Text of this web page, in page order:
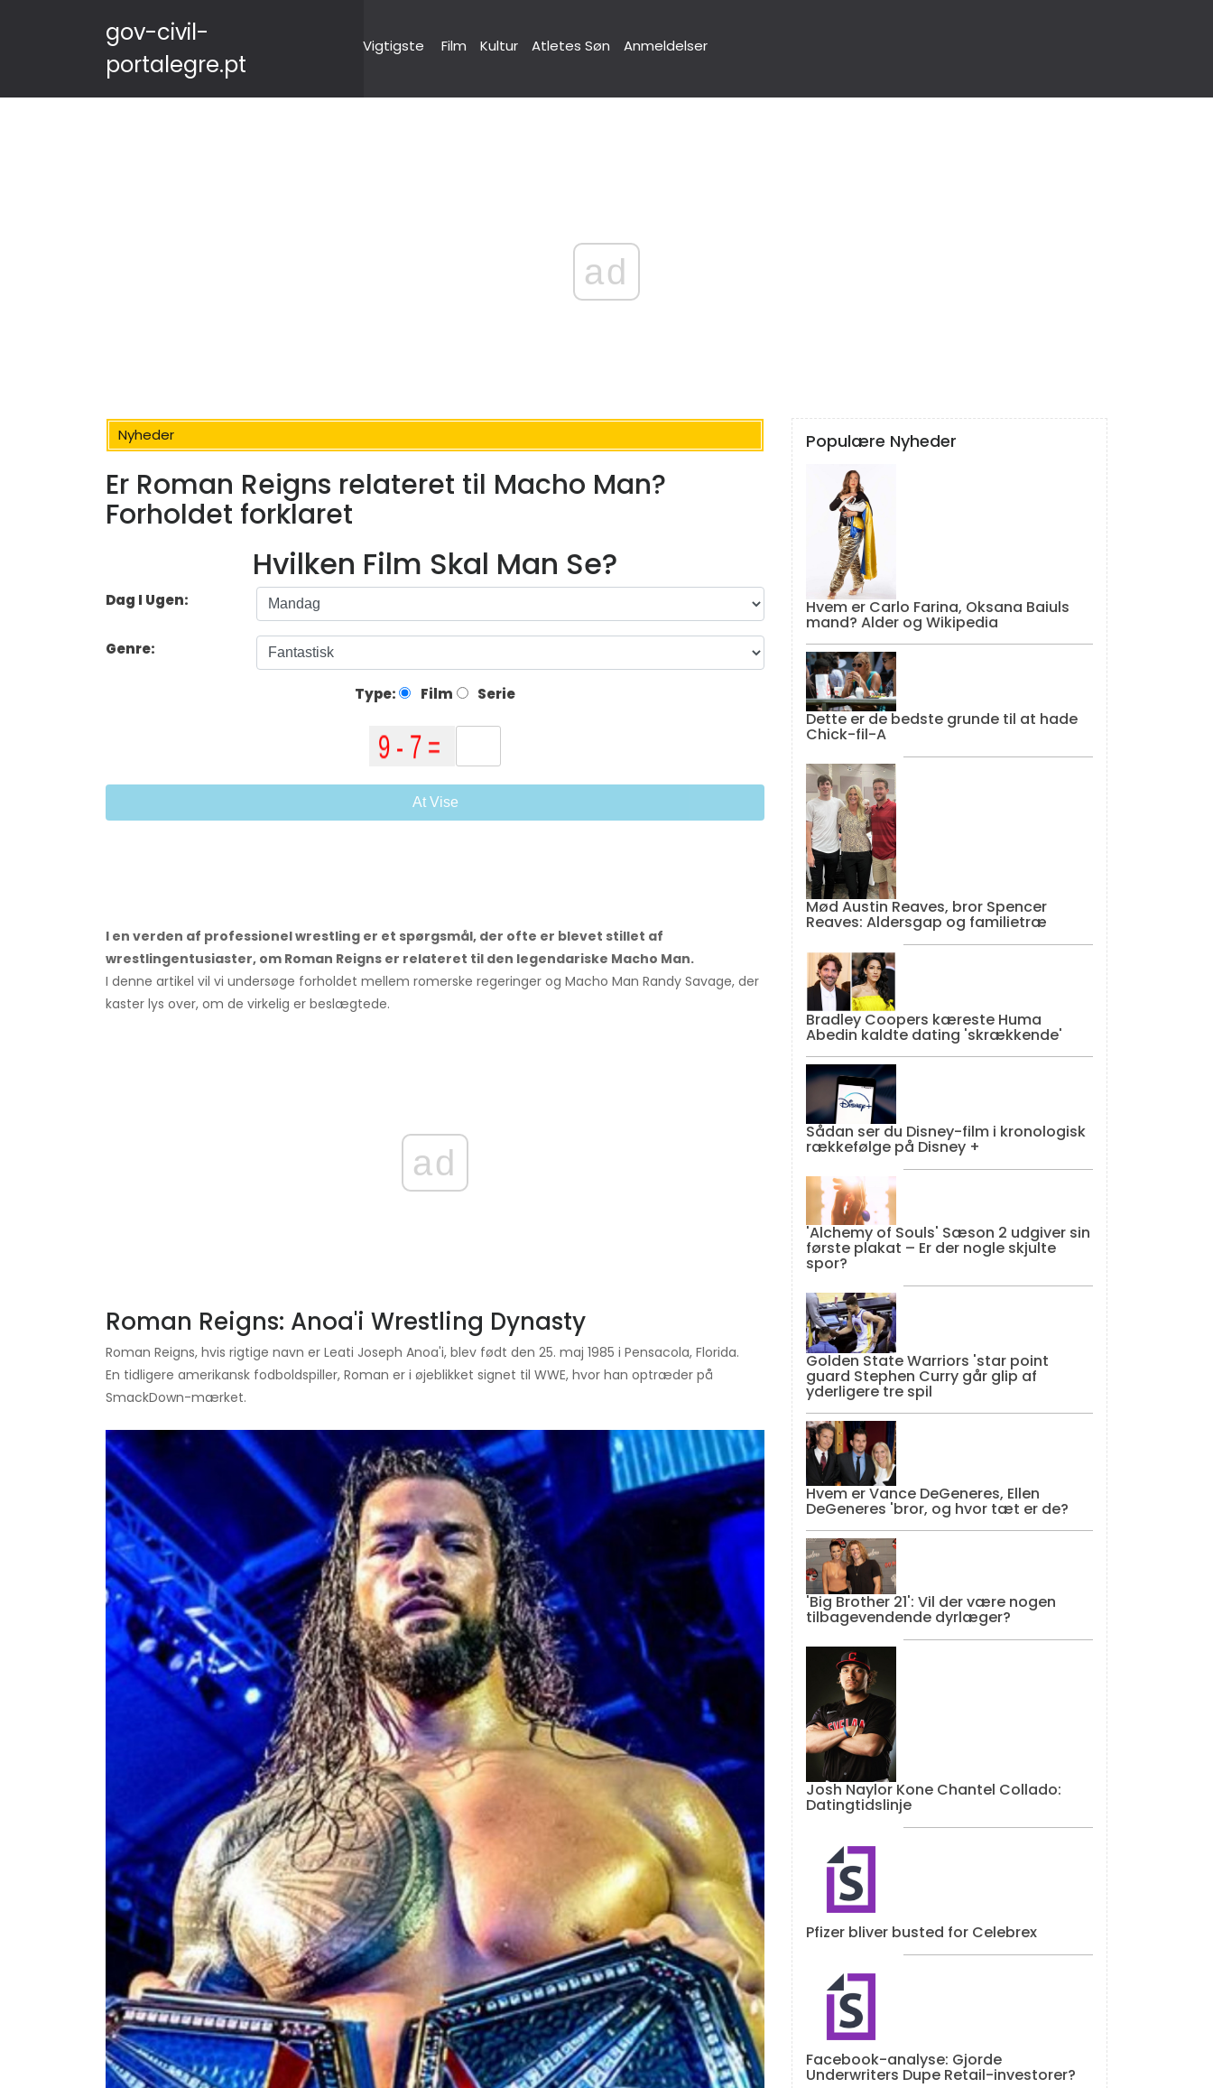
gov-civil-
portalegre.pt
Vigtigste Film Kultur Atletes Søn Anmeldelser
ad
Nyheder
Er Roman Reigns relateret til Macho Man?
Forholdet forklaret
Hvilken Film Skal Man Se?
Dag I Ugen:
Genre:
Type: Film Serie
At Vise
I en verden af ​​professionel wrestling er et spørgsmål, der ofte er blevet stillet af
wrestlingentusiaster, om Roman Reigns er relateret til den legendariske Macho Man.
I denne artikel vil vi undersøge forholdet mellem romerske regeringer og Macho Man Randy Savage, der
kaster lys over, om de virkelig er beslægtede.
ad
Roman Reigns: Anoa'i Wrestling Dynasty
Roman Reigns, hvis rigtige navn er Leati Joseph Anoa'i, blev født den 25. maj 1985 i Pensacola, Florida.
En tidligere amerikansk fodboldspiller, Roman er i øjeblikket signet til WWE, hvor han optræder på
SmackDown-mærket.
Populære Nyheder
Hvem er Carlo Farina, Oksana Baiuls
mand? Alder og Wikipedia
Dette er de bedste grunde til at hade
Chick-fil-A
Mød Austin Reaves, bror Spencer
Reaves: Aldersgap og familietræ
Bradley Coopers kæreste Huma
Abedin kaldte dating 'skrækkende'
Sådan ser du Disney-film i kronologisk
rækkefølge på Disney +
'Alchemy of Souls' Sæson 2 udgiver sin
første plakat – Er der nogle skjulte
spor?
Golden State Warriors 'star point
guard Stephen Curry går glip af
yderligere tre spil
Hvem er Vance DeGeneres, Ellen
DeGeneres 'bror, og hvor tæt er de?
'Big Brother 21': Vil der være nogen
tilbagevendende dyrlæger?
Josh Naylor Kone Chantel Collado:
Datingtidslinje
Pfizer bliver busted for Celebrex
Facebook-analyse: Gjorde
Underwriters Dupe Retail-investorer?